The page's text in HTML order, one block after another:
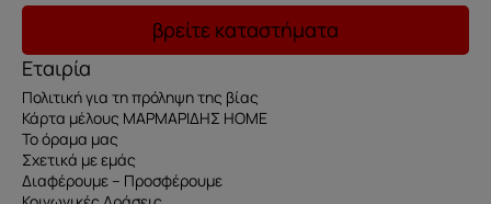
βρείτε καταστήματα
Εταιρία
Πολιτική για τη πρόληψη της βίας
Κάρτα μέλους ΜΑΡΜΑΡΙΔΗΣ HOME
Το όραμα μας
Σχετικά με εμάς
Διαφέρουμε – Προσφέρουμε